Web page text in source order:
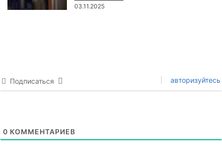
03.11.2025
Подписаться авторизуйтесь
0 КОММЕНТАРИЕВ